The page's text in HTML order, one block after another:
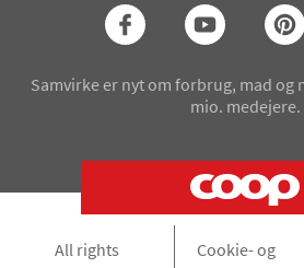
Coop medlem
Samvirke er nyt om forbrug, mad og
mio. medejere.
All rights
Cookie- og